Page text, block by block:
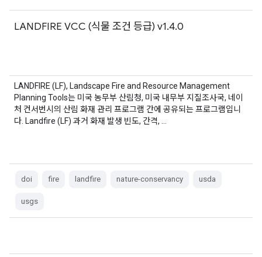
LANDFIRE VCC (식물 조건 등급) v1.4.0
LANDFIRE (LF), Landscape Fire and Resource Management
Planning Tools는 미국 농무부 산림청, 미국 내무부 지질조사국, 네이
처 컨서번시의 산림 화재 관리 프로그램 간에 공유되는 프로그램입니
다. Landfire (LF) 과거 화재 발생 빈도, 간격, …
doi fire landfire nature-conservancy usda
usgs